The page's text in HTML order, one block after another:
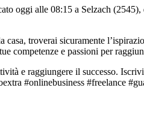
oggi alle 08:15 a Selzach
troverai sicuramente
competenze e passioni per
e raggiungere il successo.
#onlinebusiness #freelance